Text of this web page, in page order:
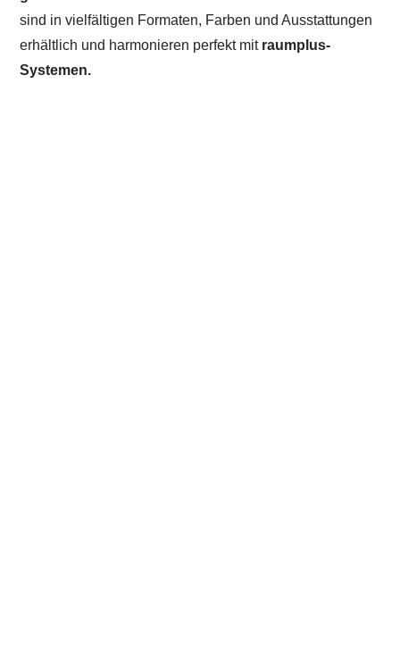
sind in vielfältigen Formaten, Farben und Ausstattungen
erhältlich und harmonieren perfekt mit raumplus-
Systemen.